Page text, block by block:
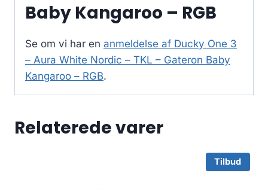
Baby Kangaroo – RGB
Se om vi har en anmeldelse af Ducky One 3
– Aura White Nordic – TKL – Gateron Baby
Kangaroo – RGB.
Relaterede varer
Tilbud